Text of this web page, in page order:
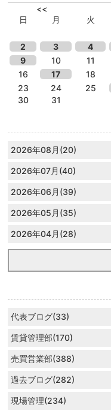
<<
日
月 火
2
3 4
9
10 11
16
17 18
23
24 25
30
31
2026年08月(20)
2026年07月(40)
2026年06月(39)
2026年05月(35)
2026年04月(28)
代表ブログ(33)
賃貸管理部(170)
売買営業部(388)
過去ブログ(282)
現場管理(234)